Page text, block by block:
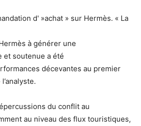
d' »achat » sur Hermès. « La
à générer une
et soutenue a été
décevantes au premier
du conflit au
au niveau des flux touristiques,